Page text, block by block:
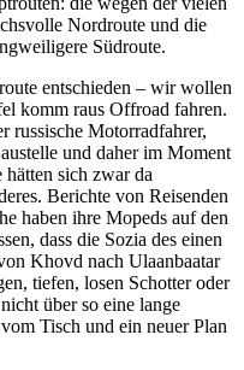
Nordroute und die
Südroute.
entschieden – wir wollen
komm raus Offroad fahren.
russische Motorradfahrer,
und daher im Moment
hätten sich zwar da
Berichte von Reisenden
haben ihre Mopeds auf den
dass die Sozia des einen
Khovd nach Ulaanbaatar
tiefen, losen Schotter oder
über so eine lange
Tisch und ein neuer Plan